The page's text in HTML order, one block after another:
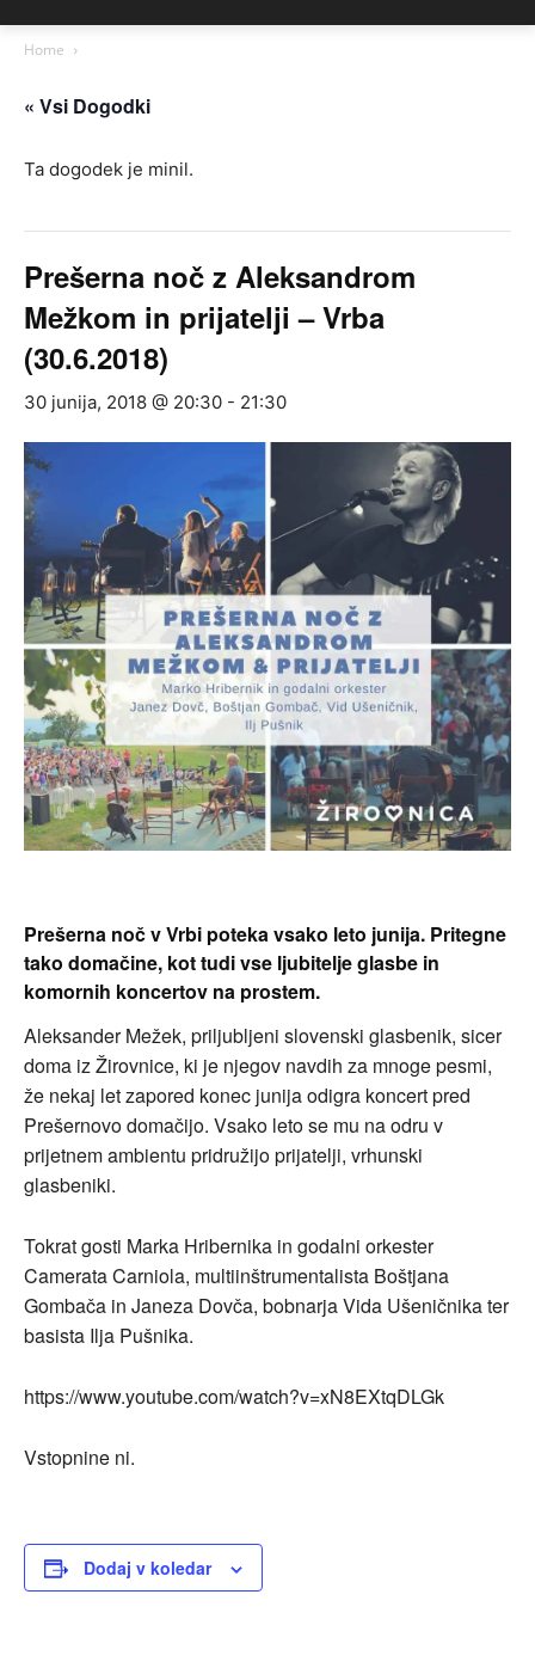
Home
« Vsi Dogodki
Ta dogodek je minil.
Prešerna noč z Aleksandrom
Mežkom in prijatelji – Vrba
(30.6.2018)
30 junija, 2018 @ 20:30 - 21:30
Prešerna noč v Vrbi poteka vsako leto junija. Pritegne
tako domačine, kot tudi vse ljubitelje glasbe in
komornih koncertov na prostem.
Aleksander Mežek, priljubljeni slovenski glasbenik, sicer
doma iz Žirovnice, ki je njegov navdih za mnoge pesmi,
že nekaj let zapored konec junija odigra koncert pred
Prešernovo domačijo. Vsako leto se mu na odru v
prijetnem ambientu pridružijo prijatelji, vrhunski
glasbeniki.
Tokrat gosti Marka Hribernika in godalni orkester
Camerata Carniola, multiinštrumentalista Boštjana
Gombača in Janeza Dovča, bobnarja Vida Ušeničnika ter
basista Ilja Pušnika.
https://www.youtube.com/watch?v=xN8EXtqDLGk
Vstopnine ni.
Dodaj v koledar